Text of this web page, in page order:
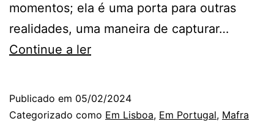
momentos; ela é uma porta para outras
realidades, uma maneira de capturar…
Continue a lerO
Casamento
Publicado em 05/02/2024
Categorizado como Em Lisboa, Em Portugal, Mafra